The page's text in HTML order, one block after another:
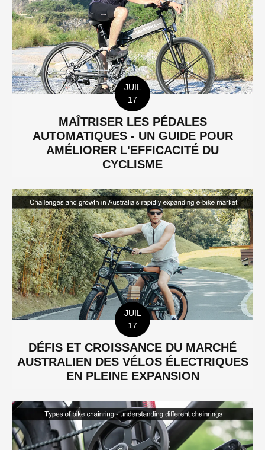
JUIL
17
MAÎTRISER LES PÉDALES
AUTOMATIQUES - UN GUIDE POUR
AMÉLIORER L'EFFICACITÉ DU
CYCLISME
JUIL
17
DÉFIS ET CROISSANCE DU MARCHÉ
AUSTRALIEN DES VÉLOS ÉLECTRIQUES
EN PLEINE EXPANSION